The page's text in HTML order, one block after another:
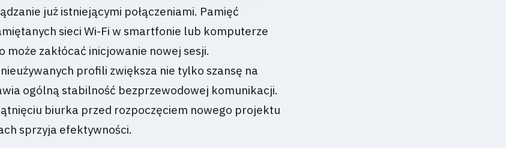
już istniejącymi połączeniami. Pamięć
sieci Wi-Fi w smartfonie lub komputerze
może zakłócać inicjowanie nowej sesji.
profili zwiększa nie tylko szansę na
ogólną stabilność bezprzewodowej komunikacji.
biurka przed rozpoczęciem nowego projektu
sprzyja efektywności.